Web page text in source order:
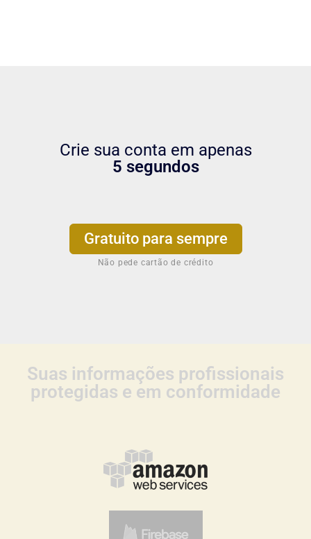
Crie sua conta em apenas
5 segundos
Gratuito para sempre
Não pede cartão de crédito
Suas informações profissionais
protegidas e em conformidade